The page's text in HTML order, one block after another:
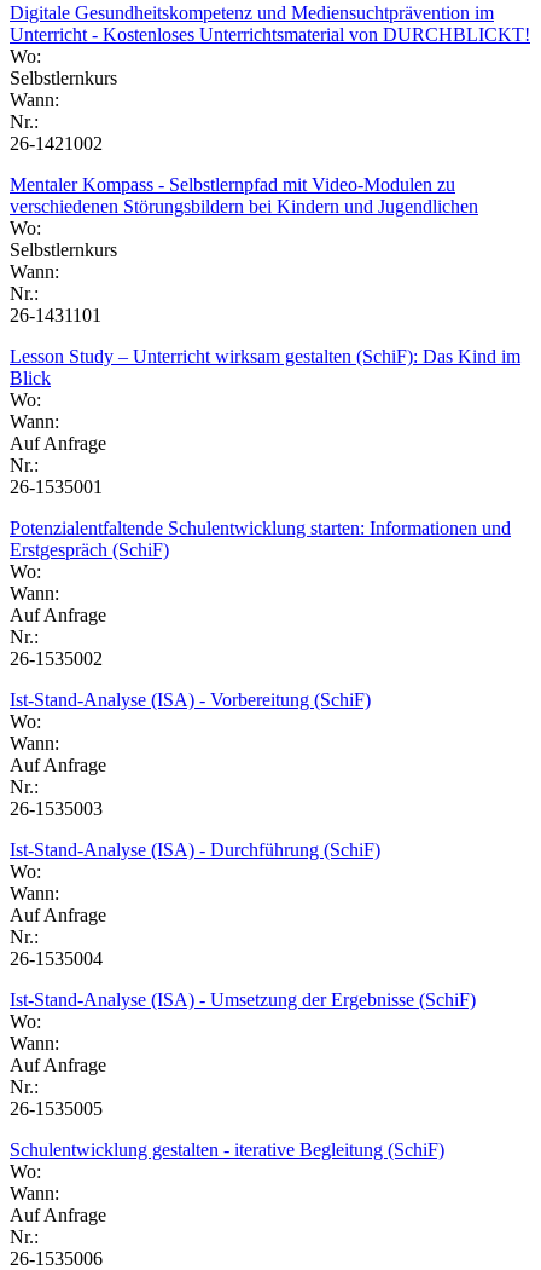
Digitale Gesundheitskompetenz und Mediensuchtprävention im
Unterricht - Kostenloses Unterrichtsmaterial von DURCHBLICKT!
Wo:
Selbstlernkurs
Wann:
Nr.:
26-1421002
Mentaler Kompass - Selbstlernpfad mit Video-Modulen zu
verschiedenen Störungsbildern bei Kindern und Jugendlichen
Wo:
Selbstlernkurs
Wann:
Nr.:
26-1431101
Lesson Study – Unterricht wirksam gestalten (SchiF): Das Kind im
Blick
Wo:
Wann:
Auf Anfrage
Nr.:
26-1535001
Potenzialentfaltende Schulentwicklung starten: Informationen und
Erstgespräch (SchiF)
Wo:
Wann:
Auf Anfrage
Nr.:
26-1535002
Ist-Stand-Analyse (ISA) - Vorbereitung (SchiF)
Wo:
Wann:
Auf Anfrage
Nr.:
26-1535003
Ist-Stand-Analyse (ISA) - Durchführung (SchiF)
Wo:
Wann:
Auf Anfrage
Nr.:
26-1535004
Ist-Stand-Analyse (ISA) - Umsetzung der Ergebnisse (SchiF)
Wo:
Wann:
Auf Anfrage
Nr.:
26-1535005
Schulentwicklung gestalten - iterative Begleitung (SchiF)
Wo:
Wann:
Auf Anfrage
Nr.:
26-1535006